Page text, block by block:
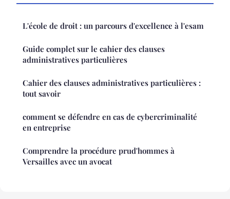
L'école de droit : un parcours d'excellence à l'esam
Guide complet sur le cahier des clauses
administratives particulières
Cahier des clauses administratives particulières :
tout savoir
comment se défendre en cas de cybercriminalité
en entreprise
Comprendre la procédure prud'hommes à
Versailles avec un avocat